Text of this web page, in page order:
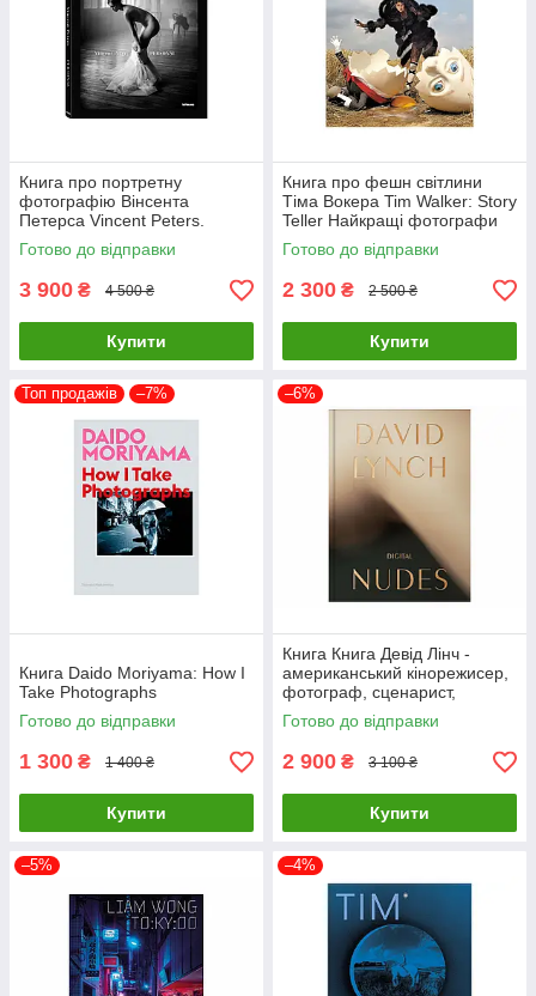
Книга про портретну
фотографію Вінсента
Петерса Vincent Peters.
Personal Фотоальбоми
відомих фотографів
Готово до відправки
3 900 ₴ 4 500 ₴
Купити
Книга про фешн світлини
Тіма Вокера Tim Walker: Story
Teller Найкращі фотографи
світу книги для фотографів
Готово до відправки
2 300 ₴ 2 500 ₴
Купити
Топ продажів –7%
Книга Daido Moriyama: How I
Take Photographs
Готово до відправки
1 300 ₴ 1 400 ₴
Купити
–6%
Книга Книга Девід Лінч -
американський кінорежисер,
фотограф, сценарист,
художник, актор. David Lynch.
Digital Nudes
Готово до відправки
2 900 ₴ 3 100 ₴
Купити
–5% –4%